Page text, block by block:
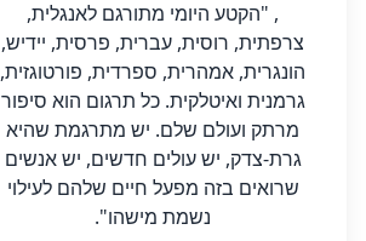
, "הקטע היומי מתורגם לאנגלית,
צרפתית, רוסית, עברית, פרסית, יידיש,
הונגרית, אמהרית, ספרדית, פורטוגזית,
גרמנית ואיטלקית. כל תרגום הוא סיפור
מרתק ועולם שלם. יש מתרגמת שהיא
גרת-צדק, יש עולים חדשים, יש אנשים
שרואים בזה מפעל חיים שלהם לעילוי
נשמת מישהו".